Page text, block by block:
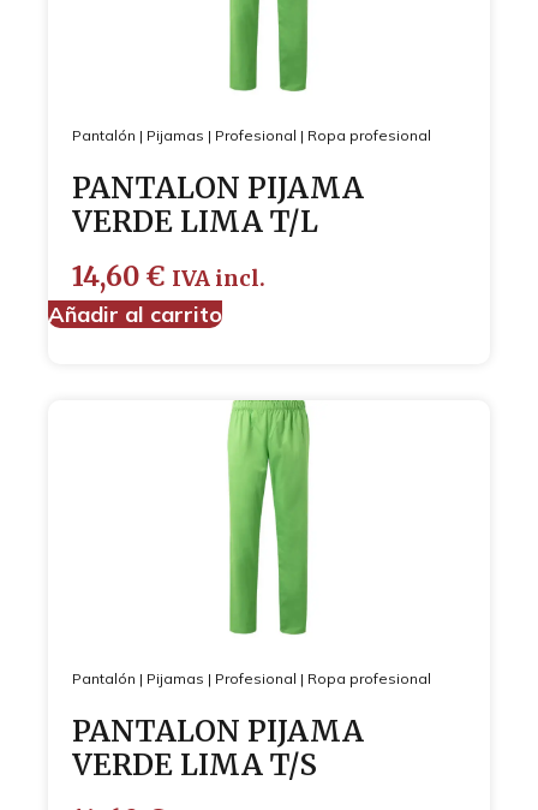
Pantalón | Pijamas | Profesional | Ropa profesional
PANTALON PIJAMA
VERDE LIMA T/L
14,60 € IVA incl.
Añadir al carrito
Pantalón | Pijamas | Profesional | Ropa profesional
PANTALON PIJAMA
VERDE LIMA T/S